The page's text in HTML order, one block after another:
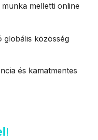
melletti online
globális közösség
és kamatmentes